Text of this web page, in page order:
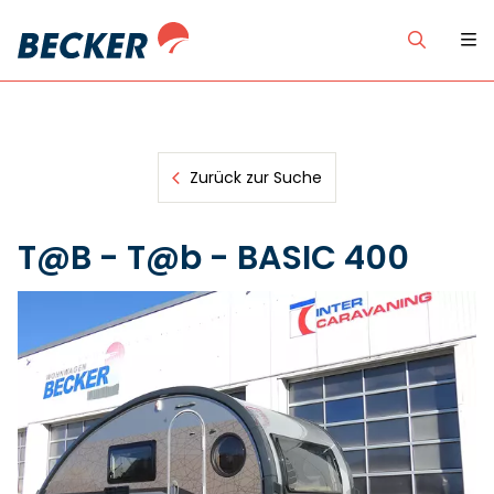
Zurück zur Suche
T@B - T@b - BASIC 400